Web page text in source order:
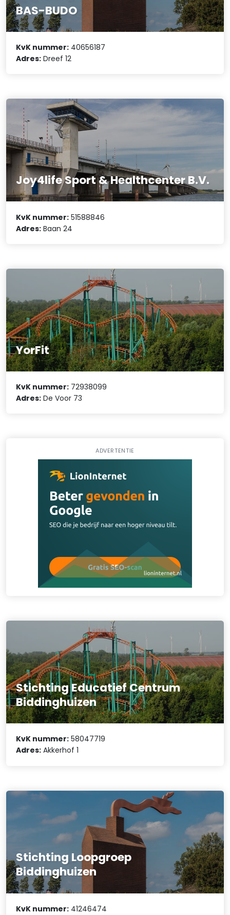
BAS-BUDO
KvK nummer: 40656187
Adres: Dreef 12
Joy4life Sport & Healthcenter B.V.
KvK nummer: 51588846
Adres: Baan 24
YorFit
KvK nummer: 72938099
Adres: De Voor 73
ADVERTENTIE
Stichting Educatief Centrum
Biddinghuizen
KvK nummer: 58047719
Adres: Akkerhof 1
Stichting Loopgroep
Biddinghuizen
KvK nummer: 41246474